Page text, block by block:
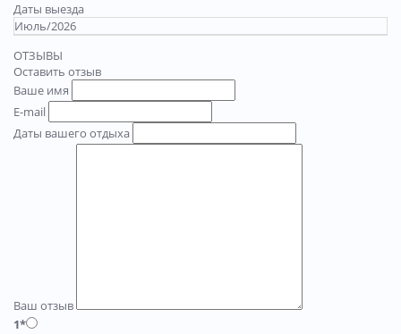
Даты выезда
Июль/2026
ОТЗЫВЫ
Оставить отзыв
Ваше имя
E-mail
Даты вашего отдыха
Ваш отзыв
1*